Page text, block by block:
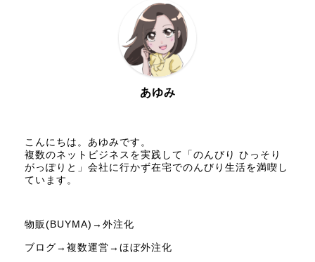
あゆみ
こんにちは。あゆみです。
複数のネットビジネスを実践して「のんびり ひっそり
がっぽりと」会社に行かず在宅でのんびり生活を満喫し
ています。
物販(BUYMA)→外注化
ブログ→複数運営→ほぼ外注化